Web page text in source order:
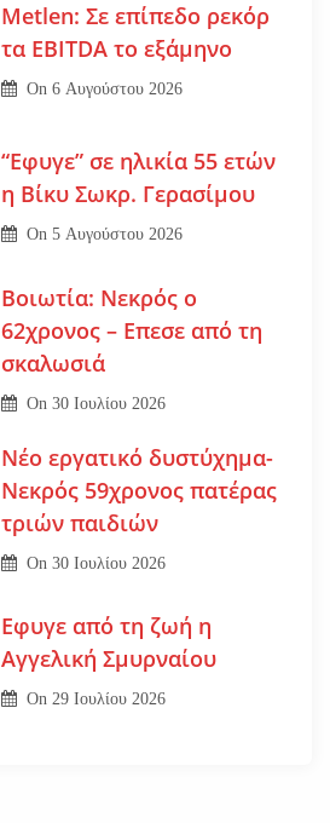
Metlen: Σε επίπεδο ρεκόρ
τα EBITDA το εξάμηνο
On6 Αυγούστου 2026
“Εφυγε” σε ηλικία 55 ετών
η Βίκυ Σωκρ. Γερασίμου
On5 Αυγούστου 2026
Βοιωτία: Νεκρός ο
62χρονος – Επεσε από τη
σκαλωσιά
On30 Ιουλίου 2026
Νέο εργατικό δυστύχημα-
Νεκρός 59χρονος πατέρας
τριών παιδιών
On30 Ιουλίου 2026
Εφυγε από τη ζωή η
Αγγελική Σμυρναίου
On29 Ιουλίου 2026